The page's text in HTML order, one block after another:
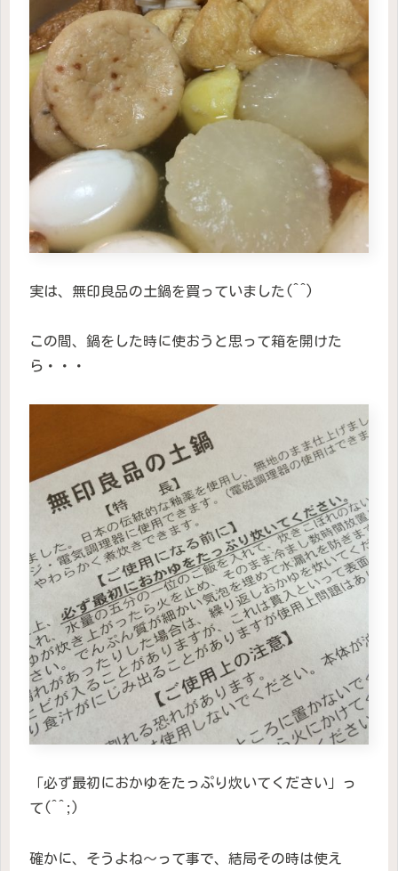
実は、無印良品の土鍋を買っていました(^^)
この間、鍋をした時に使おうと思って箱を開けた
ら・・・
「必ず最初におかゆをたっぷり炊いてください」っ
て(^^;)
確かに、そうよね〜って事で、結局その時は使え